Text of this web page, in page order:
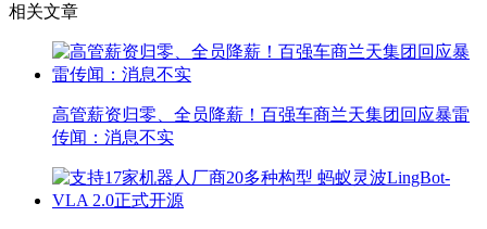
相关文章
高管薪资归零、全员降薪！百强车商兰天集团回应暴雷
传闻：消息不实